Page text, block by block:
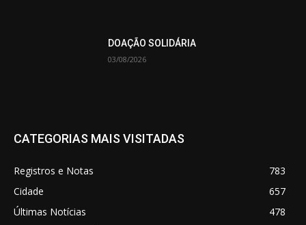
DOAÇÃO SOLIDÁRIA
03/08/2026
CATEGORIAS MAIS VISITADAS
Registros e Notas
783
Cidade
657
Últimas Notícias
478